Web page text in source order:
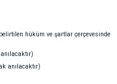
hüküm ve şartlar çerçevesinde
anılacaktır)